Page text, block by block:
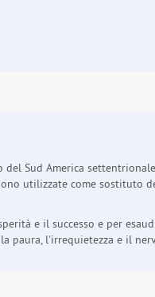
Sud America
utilizzate come sostituto
e il successo e per
paura, l'irrequietezza e il